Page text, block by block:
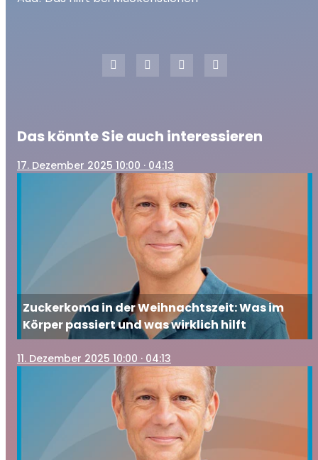
Das könnte Sie auch interessieren
17. Dezember 2025 10:00 · 04:13
Zuckerkoma in der Weihnachtszeit: Was im
Körper passiert und was wirklich hilft
11. Dezember 2025 10:00 · 04:13